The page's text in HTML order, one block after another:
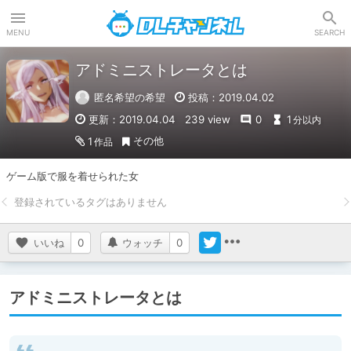
MENU SEARCH
アドミニストレータとは
匿名希望の希望
投稿：2019.04.02
更新：2019.04.04
239 view 0 1 分以内
1 作品 その他
ゲーム版で服を着せられた女
いいね 0 ウォッチ 0
アドミニストレータとは